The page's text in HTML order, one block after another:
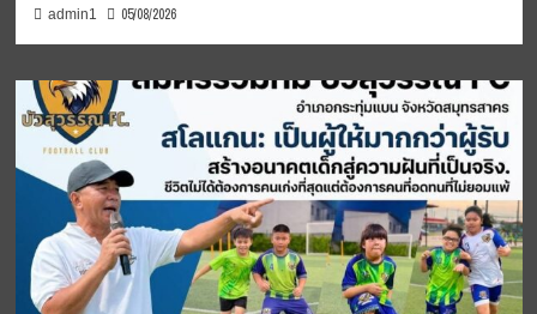
admin1 05/08/2026